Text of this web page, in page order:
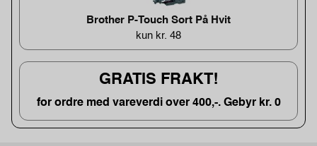
Brother P-Touch Sort På Hvit
kun kr. 48
GRATIS FRAKT!
for ordre med vareverdi over 400,-. Gebyr kr. 0